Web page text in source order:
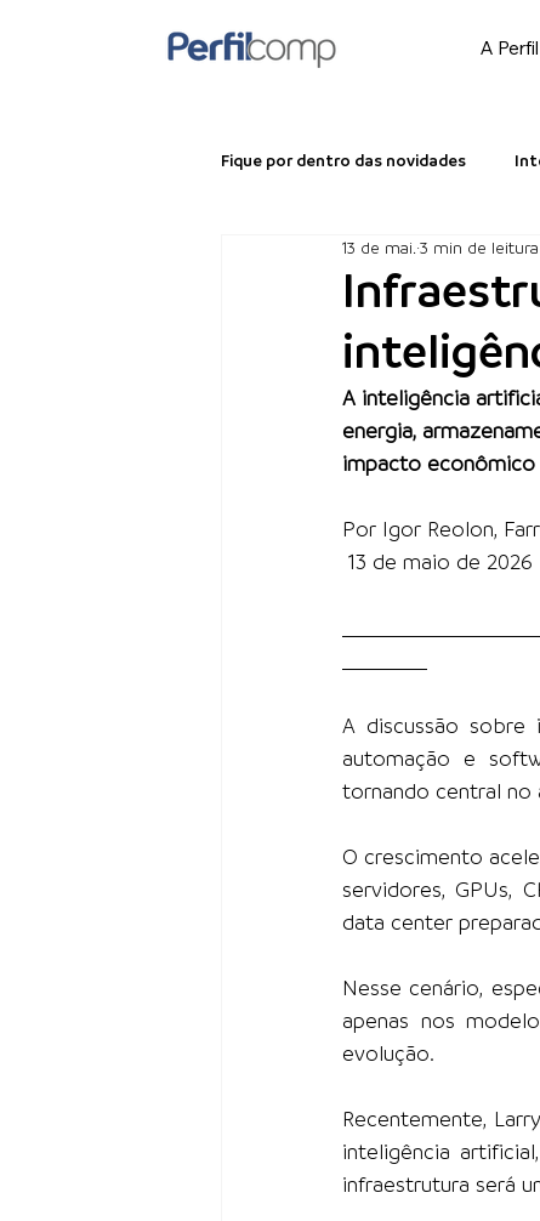
A Perfil
Fique por dentro das novidades
Perfilcomp Corporate
13 de mai. 3 min de leitura
A inteligência
energia,
impacto econômico
Por Igor Reolon,
13 de maio de 2026
A discussão sobre
automação e
tornando central no
O crescimento
servidores, GPUs,
data center
Nesse cenário,
apenas nos
evolução.
Recentemente,
inteligência
infraestrutura será